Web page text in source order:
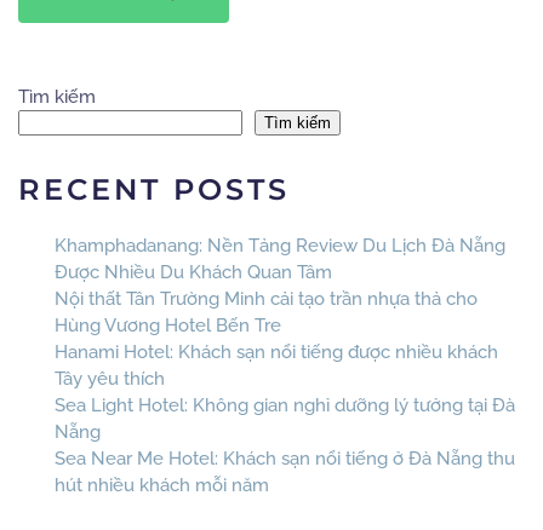
Tìm kiếm
Tìm kiếm
RECENT POSTS
Khamphadanang: Nền Tảng Review Du Lịch Đà Nẵng
Được Nhiều Du Khách Quan Tâm
Nội thất Tân Trường Minh cải tạo trần nhựa thả cho
Hùng Vương Hotel Bến Tre
Hanami Hotel: Khách sạn nổi tiếng được nhiều khách
Tây yêu thích
Sea Light Hotel: Không gian nghỉ dưỡng lý tưởng tại Đà
Nẵng
Sea Near Me Hotel: Khách sạn nổi tiếng ở Đà Nẵng thu
hút nhiều khách mỗi năm